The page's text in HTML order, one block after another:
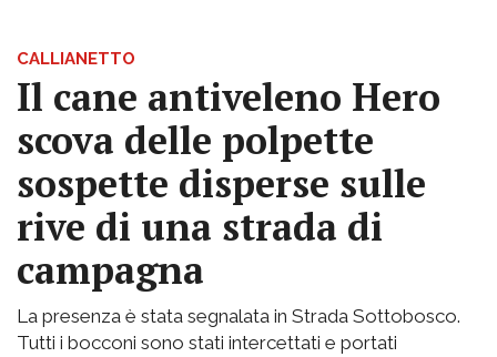
CALLIANETTO
Il cane antiveleno Hero
scova delle polpette
sospette disperse sulle
rive di una strada di
campagna
La presenza è stata segnalata in Strada Sottobosco.
Tutti i bocconi sono stati intercettati e portati